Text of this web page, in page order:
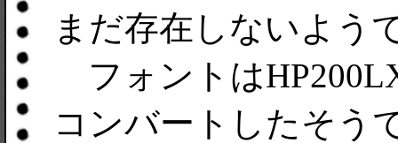
まだ存在しないよう
フォントは
コンバートしたそう